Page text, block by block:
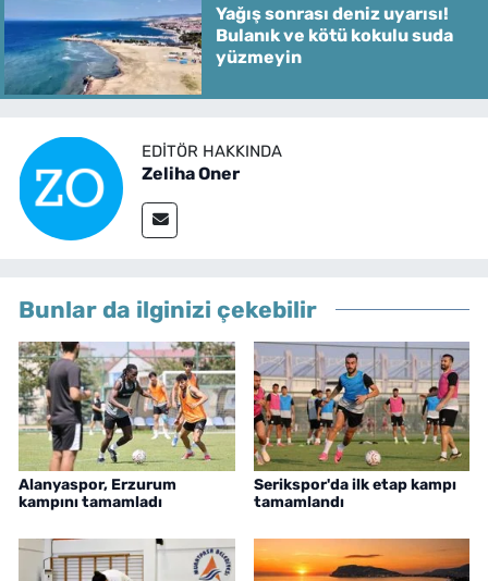
Yağış sonrası deniz uyarısı!
Bulanık ve kötü kokulu suda
yüzmeyin
EDITÖR HAKKINDA
Zeliha Oner
Bunlar da ilginizi çekebilir
Alanyaspor, Erzurum
kampını tamamladı
Serikspor'da ilk etap kampı
tamamlandı